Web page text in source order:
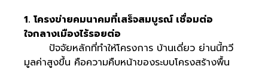
1. โครงข่ายคมนาคมที่เสร็จสมบูรณ์ เชื่อมต่อ
ใจกลางเมืองไร้รอยต่อ
ปัจจัยหลักที่ทำให้โครงการ บ้านเดี่ยว ย่านนี้ทวี
มูลค่าสูงขึ้น คือความคืบหน้าของระบบโครงสร้างพื้น